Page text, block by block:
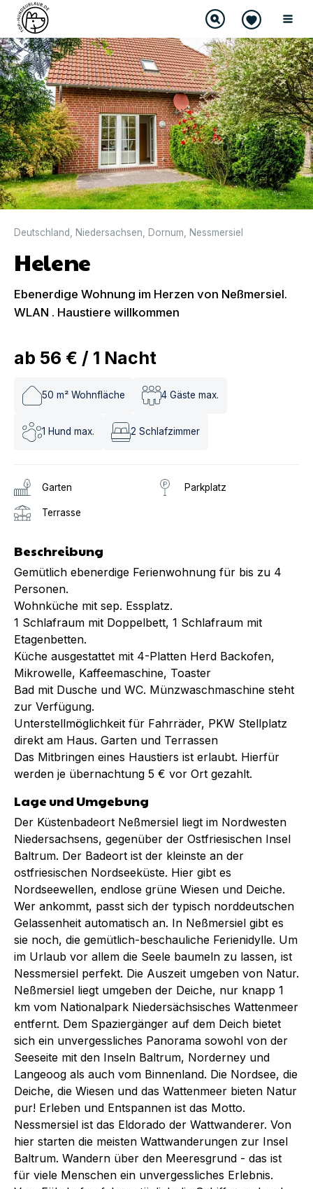
Deutschland Niedersachsen Dornum Nessmersiel
Helene
Ebenerdige Wohnung im Herzen von Neßmersiel.
WLAN . Haustiere willkommen
ab 56 € / 1 Nacht
50 m² Wohnfläche 4 Gäste max.
1 Hund max. 2 Schlafzimmer
Garten Parkplatz
Terrasse
Beschreibung
Gemütlich ebenerdige Ferienwohnung für bis zu 4
Personen.
Wohnküche mit sep. Essplatz.
1 Schlafraum mit Doppelbett, 1 Schlafraum mit
Etagenbetten.
Küche ausgestattet mit 4-Platten Herd Backofen,
Mikrowelle, Kaffeemaschine, Toaster
Bad mit Dusche und WC. Münzwaschmaschine steht
zur Verfügung.
Unterstellmöglichkeit für Fahrräder, PKW Stellplatz
direkt am Haus. Garten und Terrassen
Das Mitbringen eines Haustiers ist erlaubt. Hierfür
werden je übernachtung 5 € vor Ort gezahlt.
Lage und Umgebung
Der Küstenbadeort Neßmersiel liegt im Nordwesten
Niedersachsens, gegenüber der Ostfriesischen Insel
Baltrum. Der Badeort ist der kleinste an der
ostfriesischen Nordseeküste. Hier gibt es
Nordseewellen, endlose grüne Wiesen und Deiche.
Wer ankommt, passt sich der typisch norddeutschen
Gelassenheit automatisch an. In Neßmersiel gibt es
sie noch, die gemütlich-beschauliche Ferienidylle. Um
im Urlaub vor allem die Seele baumeln zu lassen, ist
Nessmersiel perfekt. Die Auszeit umgeben von Natur.
Neßmersiel liegt umgeben der Deiche, nur knapp 1
km vom Nationalpark Niedersächsisches Wattenmeer
entfernt. Dem Spaziergänger auf dem Deich bietet
sich ein unvergessliches Panorama sowohl von der
Seeseite mit den Inseln Baltrum, Norderney und
Langeoog als auch vom Binnenland. Die Nordsee, die
Deiche, die Wiesen und das Wattenmeer bieten Natur
pur! Erleben und Entspannen ist das Motto.
Nessmersiel ist das Eldorado der Wattwanderer. Von
hier starten die meisten Wattwanderungen zur Insel
Baltrum. Wandern über den Meeresgrund - das ist
für viele Menschen ein unvergessliches Erlebnis.